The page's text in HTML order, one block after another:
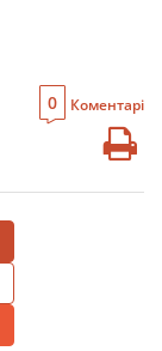
0 Коментарі